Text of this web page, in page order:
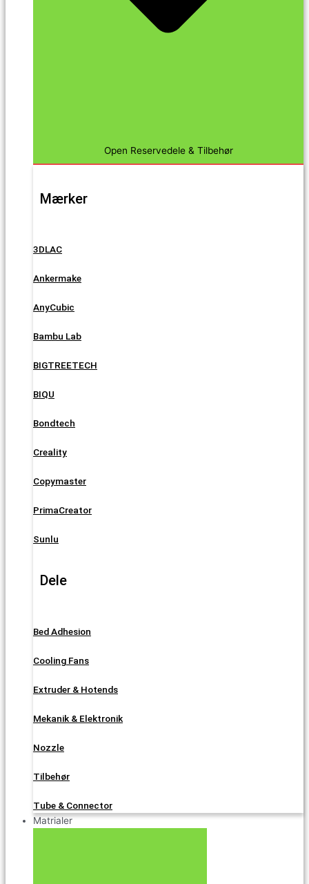
Open Reservedele & Tilbehør
Mærker
3DLAC
Ankermake
AnyCubic
Bambu Lab
BIGTREETECH
BIQU
Bondtech
Creality
Copymaster
PrimaCreator
Sunlu
Dele
Bed Adhesion
Cooling Fans
Extruder & Hotends
Mekanik & Elektronik
Nozzle
Tilbehør
Tube & Connector
Matrialer